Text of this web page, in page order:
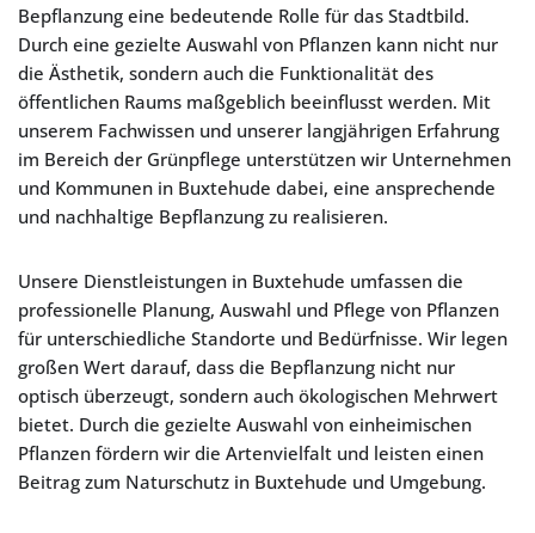
Bepflanzung eine bedeutende Rolle für das Stadtbild.
Durch eine gezielte Auswahl von Pflanzen kann nicht nur
die Ästhetik, sondern auch die Funktionalität des
öffentlichen Raums maßgeblich beeinflusst werden. Mit
unserem Fachwissen und unserer langjährigen Erfahrung
im Bereich der Grünpflege unterstützen wir Unternehmen
und Kommunen in Buxtehude dabei, eine ansprechende
und nachhaltige Bepflanzung zu realisieren.
Unsere Dienstleistungen in Buxtehude umfassen die
professionelle Planung, Auswahl und Pflege von Pflanzen
für unterschiedliche Standorte und Bedürfnisse. Wir legen
großen Wert darauf, dass die Bepflanzung nicht nur
optisch überzeugt, sondern auch ökologischen Mehrwert
bietet. Durch die gezielte Auswahl von einheimischen
Pflanzen fördern wir die Artenvielfalt und leisten einen
Beitrag zum Naturschutz in Buxtehude und Umgebung.